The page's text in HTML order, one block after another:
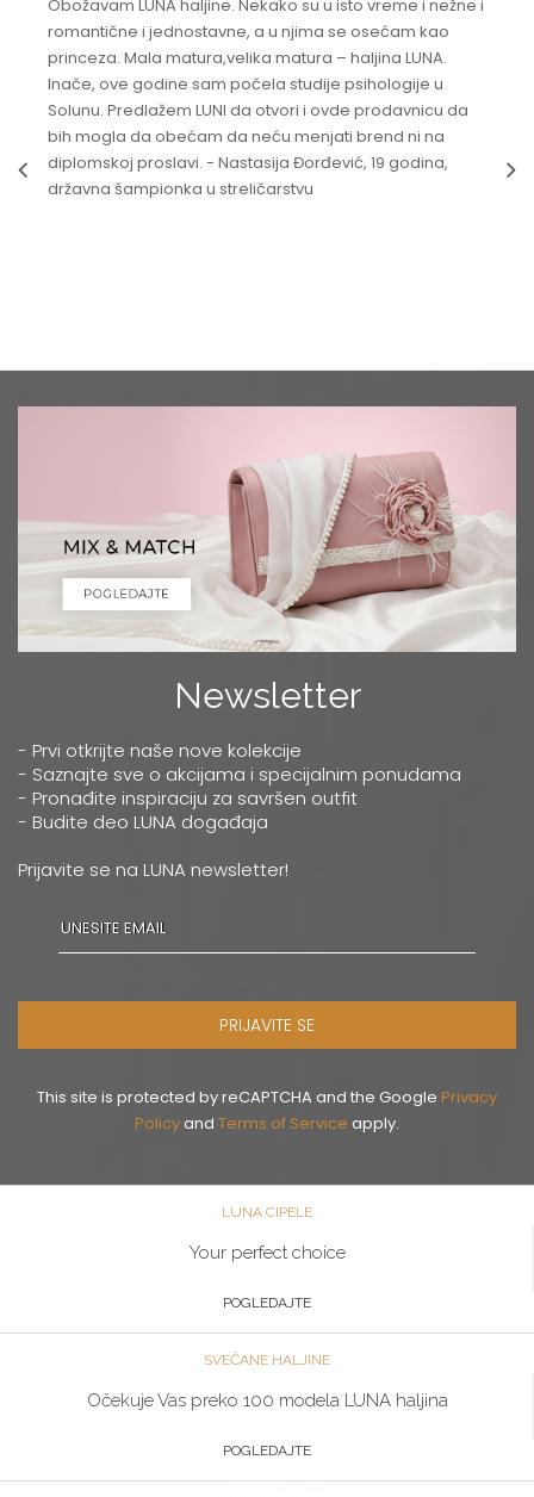
Obožavam LUNA haljine. Nekako su u isto vreme i nežne i
romantične i jednostavne, a u njima se osećam kao
princeza. Mala matura,velika matura – haljina LUNA.
Inače, ove godine sam počela studije psihologije u
Solunu. Predlažem LUNI da otvori i ovde prodavnicu da
bih mogla da obećam da neću menjati brend ni na
diplomskoj proslavi. - Nastasija Đorđević, 19 godina,
državna šampionka u streličarstvu
Newsletter
- Prvi otkrijte naše nove kolekcije
- Saznajte sve o akcijama i specijalnim ponudama
- Pronađite inspiraciju za savršen outfit
- Budite deo LUNA događaja
Prijavite se na LUNA newsletter!
PRIJAVITE SE
This site is protected by reCAPTCHA and the Google Privacy
Policyand Terms of Service apply.
LUNA CIPELE
Your perfect choice
POGLEDAJTE
SVEČANE HALJINE
Očekuje Vas preko 100 modela LUNA haljina
POGLEDAJTE